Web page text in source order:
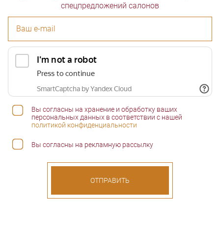
спецпредложений салонов
Вы согласны на хранение и обработку ваших
персональных данных в соответствии с нашей
политикой конфиденциальности
Вы согласны на рекламную рассылку
ОТПРАВИТЬ